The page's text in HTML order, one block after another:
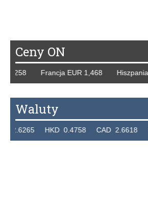
Ceny ON
Francja EUR 1,468 Hiszpania
Waluty
HKD 0.4758 CAD 2.6618 NZD